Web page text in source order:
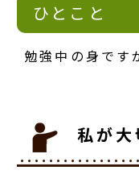
ひとこと
勉強中の身です
私が大